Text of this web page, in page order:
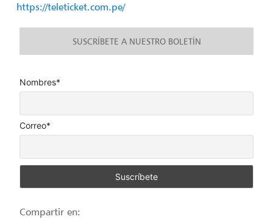
https://teleticket.com.pe/
SUSCRÍBETE A NUESTRO BOLETÍN
Nombres*
Correo*
Compartir en: